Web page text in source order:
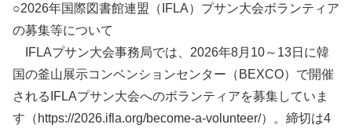
○2026年国際図書館連盟（IFLA）プサン大会ボランティア
の募集等について
IFLAプサン大会事務局では、2026年8月10～13日に韓
国の釜山展示コンベンションセンター（BEXCO）で開催
されるIFLAプサン大会へのボランティアを募集していま
す（https://2026.ifla.org/become-a-volunteer/）。締切は4